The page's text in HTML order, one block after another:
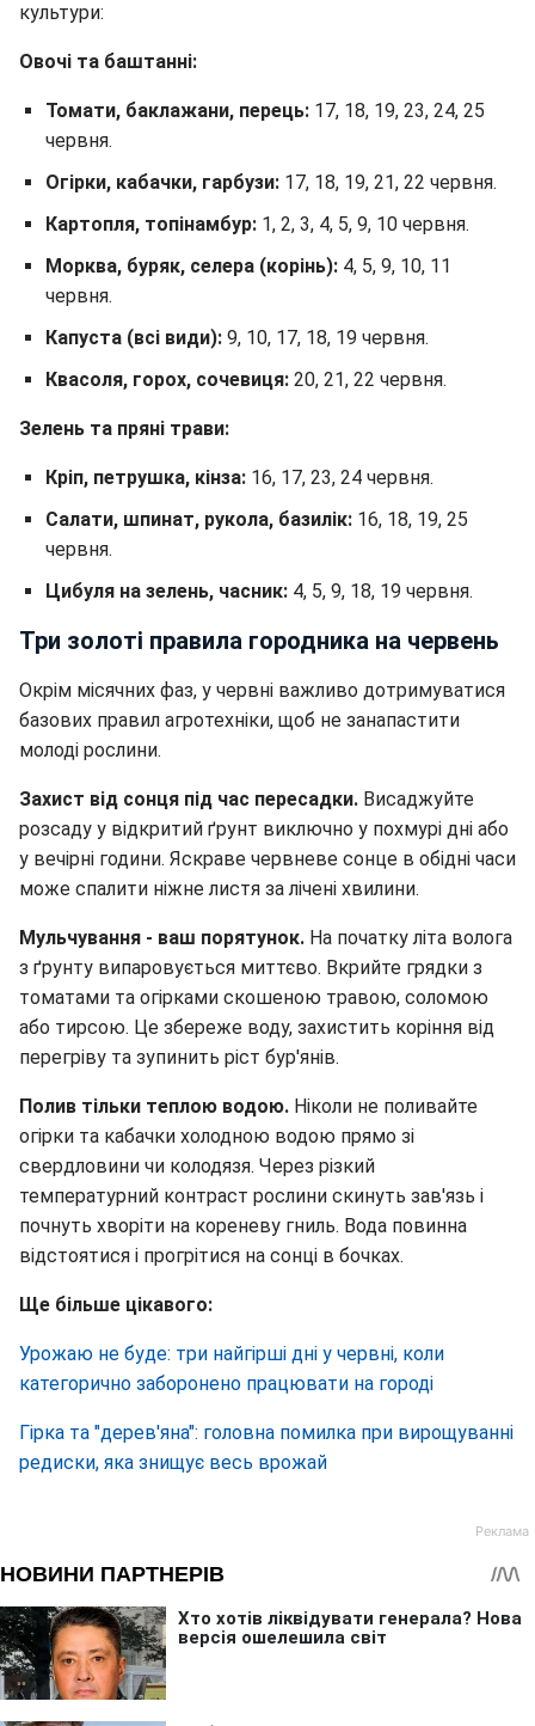
культури:
Овочі та баштанні:
Томати, баклажани, перець: 17, 18, 19, 23, 24, 25
червня.
Огірки, кабачки, гарбузи: 17, 18, 19, 21, 22 червня.
Картопля, топінамбур: 1, 2, 3, 4, 5, 9, 10 червня.
Морква, буряк, селера (корінь): 4, 5, 9, 10, 11
червня.
Капуста (всі види): 9, 10, 17, 18, 19 червня.
Квасоля, горох, сочевиця: 20, 21, 22 червня.
Зелень та пряні трави:
Кріп, петрушка, кінза: 16, 17, 23, 24 червня.
Салати, шпинат, рукола, базилік: 16, 18, 19, 25
червня.
Цибуля на зелень, часник: 4, 5, 9, 18, 19 червня.
Три золоті правила городника на червень
Окрім місячних фаз, у червні важливо дотримуватися
базових правил агротехніки, щоб не занапастити
молоді рослини.
Захист від сонця під час пересадки. Висаджуйте
розсаду у відкритий ґрунт виключно у похмурі дні або
у вечірні години. Яскраве червневе сонце в обідні часи
може спалити ніжне листя за лічені хвилини.
Мульчування - ваш порятунок. На початку літа волога
з ґрунту випаровується миттєво. Вкрийте грядки з
томатами та огірками скошеною травою, соломою
або тирсою. Це збереже воду, захистить коріння від
перегріву та зупинить ріст бур'янів.
Полив тільки теплою водою. Ніколи не поливайте
огірки та кабачки холодною водою прямо зі
свердловини чи колодязя. Через різкий
температурний контраст рослини скинуть зав'язь і
почнуть хворіти на кореневу гниль. Вода повинна
відстоятися і прогрітися на сонці в бочках.
Ще більше цікавого:
Урожаю не буде: три найгірші дні у червні, коли
категорично заборонено працювати на городі
Гірка та "дерев'яна": головна помилка при вирощуванні
редиски, яка знищує весь врожай